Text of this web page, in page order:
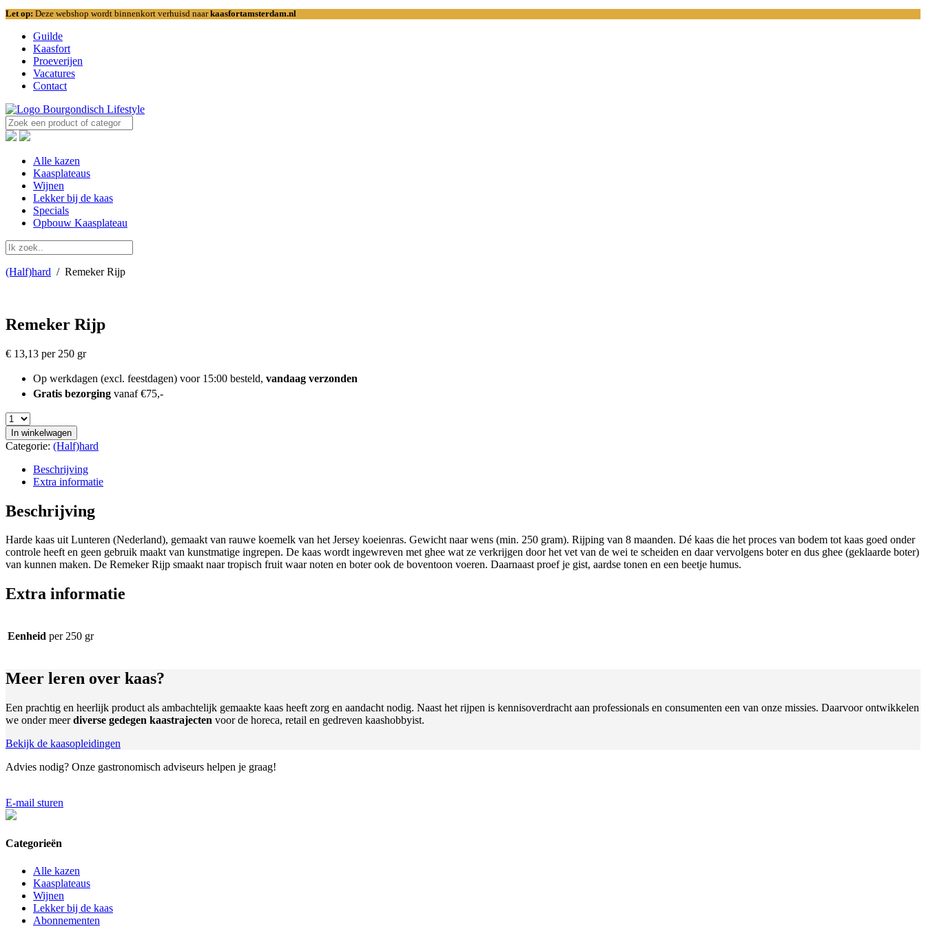
Let op: Deze webshop wordt binnenkort verhuisd naarkaasfortamsterdam.nl
Guilde
Kaasfort
Proeverijen
Vacatures
Contact
Alle kazen
Kaasplateaus
Wijnen
Lekker bij de kaas
Specials
Opbouw Kaasplateau
(Half)hard /Remeker Rijp
Remeker Rijp
€ 13,13 per 250 gr
Op werkdagen (excl. feestdagen) voor 15:00 besteld, vandaag verzonden
Gratis bezorging vanaf €75,-
In winkelwagen
Categorie: (Half)hard
Beschrijving
Extra informatie
Beschrijving
Harde kaas uit Lunteren (Nederland), gemaakt van rauwe koemelk van het Jersey koeienras. Gewicht naar wens (min. 250 gram). Rijping van 8 maanden. Dé kaas die het proces van bodem tot kaas goed onder
controle heeft en geen gebruik maakt van kunstmatige ingrepen. De kaas wordt ingewreven met ghee wat ze verkrijgen door het vet van de wei te scheiden en daar vervolgens boter en dus ghee (geklaarde boter)
van kunnen maken. De Remeker Rijp smaakt naar tropisch fruit waar noten en boter ook de boventoon voeren. Daarnaast proef je gist, aardse tonen en een beetje humus.
Extra informatie
Eenheid per 250 gr
Meer leren over kaas?
Een prachtig en heerlijk product als ambachtelijk gemaakte kaas heeft zorg en aandacht nodig. Naast het rijpen is kennisoverdracht aan professionals en consumenten een van onze missies. Daarvoor ontwikkelen
we onder meerdiverse gedegen kaastrajecten voor de horeca, retail en gedreven kaashobbyist.
Bekijk de kaasopleidingen
Advies nodig? Onze gastronomisch adviseurs helpen je graag!
E-mail sturen
Categorieën
Alle kazen
Kaasplateaus
Wijnen
Lekker bij de kaas
Abonnementen